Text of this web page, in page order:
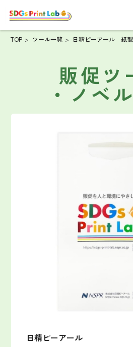
TOP ツール一覧 日精ピーアール 紙
販促ツ
・ノベ
日精ピーアール